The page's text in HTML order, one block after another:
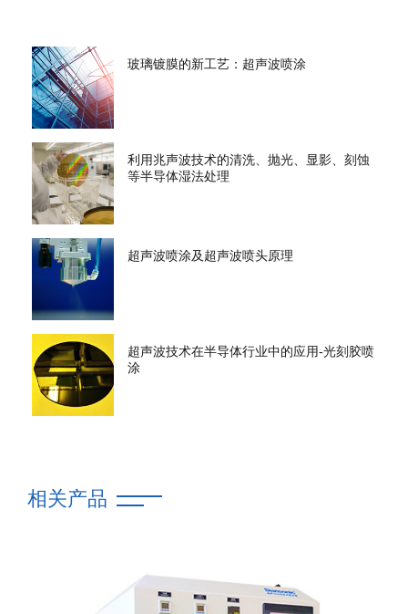
玻璃镀膜的新工艺：超声波喷涂
利用兆声波技术的清洗、抛光、显影、刻蚀
等半导体湿法处理
超声波喷涂及超声波喷头原理
超声波技术在半导体行业中的应用-光刻胶喷
涂
相关产品